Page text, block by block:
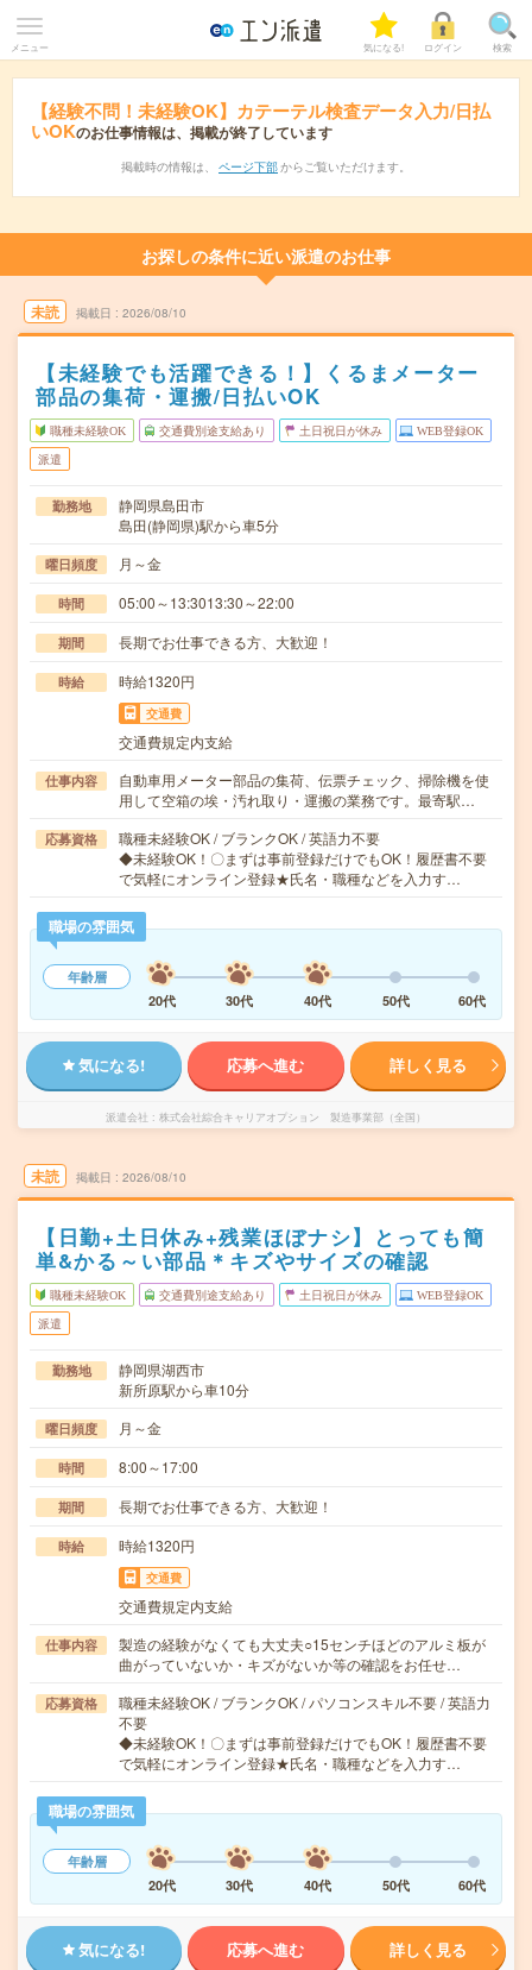
メニュー 気になる! ログイン 検索
【経験不問！未経験OK】カテーテル検査データ入力/日払
いOKのお仕事情報は、掲載が終了しています
掲載時の情報は、 ページ下部 からご覧いただけます。
お探しの条件に近い派遣のお仕事
未読 掲載日 2026/08/10
【未経験でも活躍できる！】くるまメーター
部品の集荷・運搬/日払いOK
職種未経験OK 交通費別途支給あり 土日祝日が休み WEB登録OK
派遣
勤務地
静岡県島田市
島田(静岡県)駅から車5分
曜日頻度 月～金
時間 05:00～13:3013:30～22:00
期間 長期でお仕事できる方、大歓迎！
時給 時給1320円
交通費
交通費規定内支給
仕事内容
自動車用メーター部品の集荷、伝票チェック、掃除機を使
用して空箱の埃・汚れ取り・運搬の業務です。最寄駅…
応募資格
職種未経験OK / ブランクOK / 英語力不要
◆未経験OK！〇まずは事前登録だけでもOK！履歴書不要
で気軽にオンライン登録★氏名・職種などを入力す…
職場の雰囲気
年齢層
20代
30代 40代 50代 60代
気になる! 応募へ進む 詳しく見る
派遣会社 株式会社綜合キャリアオプション 製造事業部（全国）
未読 掲載日 2026/08/10
【日勤+土日休み+残業ほぼナシ】とっても簡
単&かる～い部品＊キズやサイズの確認
職種未経験OK 交通費別途支給あり 土日祝日が休み WEB登録OK
派遣
勤務地
静岡県湖西市
新所原駅から車10分
曜日頻度 月～金
時間 8:00～17:00
期間 長期でお仕事できる方、大歓迎！
時給 時給1320円
交通費
交通費規定内支給
仕事内容
製造の経験がなくても大丈夫○15センチほどのアルミ板が
曲がっていないか・キズがないか等の確認をお任せ…
応募資格
職種未経験OK / ブランクOK / パソコンスキル不要 / 英語力
不要
◆未経験OK！〇まずは事前登録だけでもOK！履歴書不要
で気軽にオンライン登録★氏名・職種などを入力す…
職場の雰囲気
年齢層
20代
30代 40代 50代 60代
気になる! 応募へ進む 詳しく見る